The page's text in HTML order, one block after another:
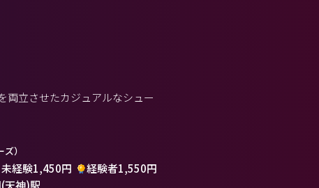
両立させたカジュアルなシュー
ズ）
未経験1,450円
経験者1,550円
天神)駅